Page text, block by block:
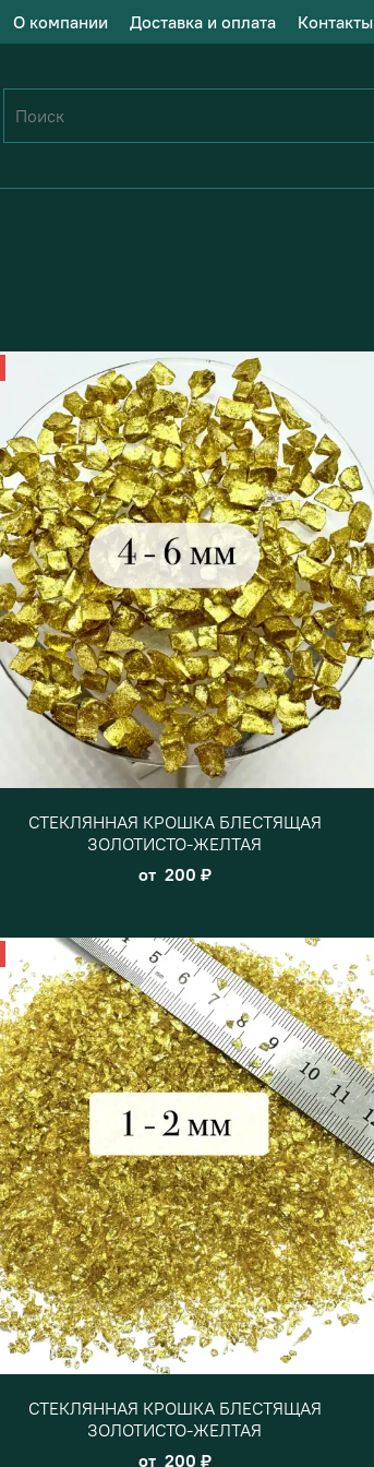
О компании Доставка и оплата Контакты
СТЕКЛЯННАЯ КРОШКА БЛЕСТЯЩАЯ
ЗОЛОТИСТО-ЖЕЛТАЯ
от 200 ₽
СТЕКЛЯННАЯ КРОШКА БЛЕСТЯЩАЯ
ЗОЛОТИСТО-ЖЕЛТАЯ
от 200 ₽